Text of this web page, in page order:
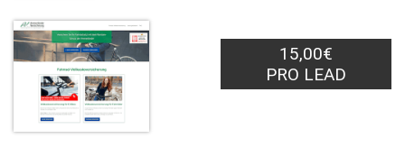
15,00€
PRO LEAD